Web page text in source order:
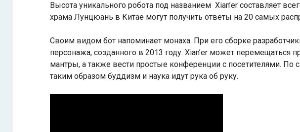
Высота уникального робота под названием Xian’er составляет
храма Лунцюань в Китае могут получить ответы на 20 самых
Своим видом бот напоминает монаха. При его сборке
персонажа, созданного в 2013 году. Xian’er может
мантры, а также вести простые конференции с посетителями. По
таким образом буддизм и наука идут рука об руку.